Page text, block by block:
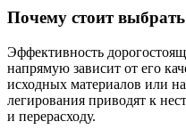
Почему стоит
Эффективность
напрямую зависит от его
исходных материалов или
легирования приводят к
и перерасходу.